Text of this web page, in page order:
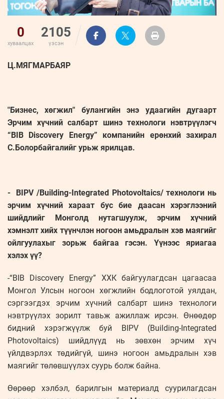
0
хуваалцах
2105
үзсэн
Ц.МЯГМАРБАЯР
"Бизнес, хөгжил" булангийн энэ удаагийн дугаарт
Эрчим хүчний салбарт шинэ технологи нэвтрүүлэгч
“BIB Discovery Energy” компанийн ерөнхий захирал
С.Болорбайгалийг урьж ярилцав.
- BIPV /Building-Integrated Photovoltaics/ технологи нь
эрчим хүчний хараат бус бие даасан хэрэглээний
шийдлийг Монголд нутагшуулж, эрчим хүчний
хэмнэлт хийх түүнчлэн ногоон амьдралын хэв маягийг
ойлгуулахыг зорьж байгаа гэсэн. Үүнээс яриагаа
хэлэх үү?
-“BIB Discovery Energy” ХХК байгуулагдсан цагаасаа
Монгол Улсын ногоон хөгжлийн бодлоготой уялдан,
сэргээгдэх эрчим хүчний салбарт шинэ технологи
нэвтрүүлэх зорилт тавьж ажиллаж ирсэн. Өнөөдөр
бидний хэрэгжүүлж буй BIPV (Building-Integrated
Photovoltaics) шийдлүүд нь зөвхөн эрчим хүч
үйлдвэрлэх төдийгүй, шинэ ногоон амьдралын хэв
маягийг төлөвшүүлэх суурь болж байна.
Өөрөөр хэлбэл, барилгын материалд суурилагдсан